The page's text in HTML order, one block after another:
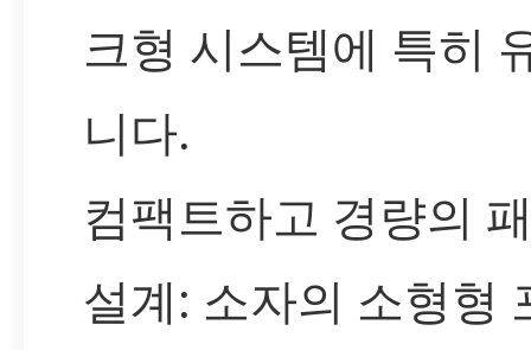
크형 시스템에 특히
니다.
컴팩트하고 경량의
설계: 소자의 소형형